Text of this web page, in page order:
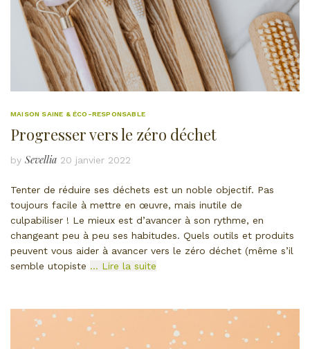
MAISON SAINE & ÉCO-RESPONSABLE
Progresser vers le zéro déchet
by Sevellia 20 janvier 2022
Tenter de réduire ses déchets est un noble objectif. Pas
toujours facile à mettre en œuvre, mais inutile de
culpabiliser ! Le mieux est d’avancer à son rythme, en
changeant peu à peu ses habitudes. Quels outils et produits
peuvent vous aider à avancer vers le zéro déchet (même s’il
semble utopiste … Lire la suite